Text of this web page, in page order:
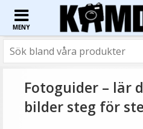
MENY
Fotoguider – lär
bilder steg för